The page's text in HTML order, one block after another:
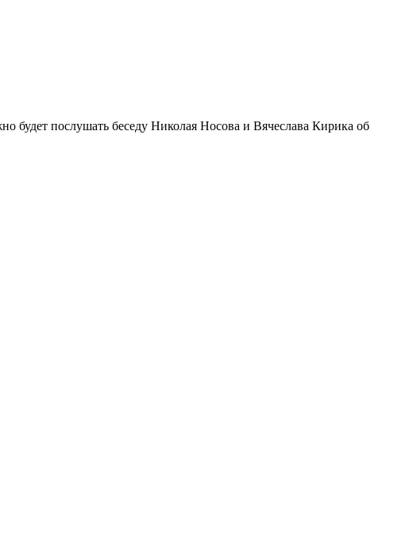
будет послушать беседу Николая Носова и Вячеслава Кирика об